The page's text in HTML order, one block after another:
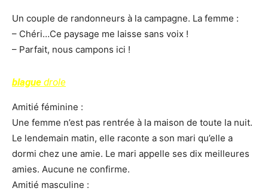
Un couple de randonneurs à la campagne. La femme :
– Chéri…Ce paysage me laisse sans voix !
– Parfait, nous campons ici !
blague drole
Amitié féminine :
Une femme n’est pas rentrée à la maison de toute la nuit.
Le lendemain matin, elle raconte a son mari qu’elle a
dormi chez une amie. Le mari appelle ses dix meilleures
amies. Aucune ne confirme.
Amitié masculine :